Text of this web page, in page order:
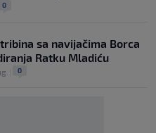
0
sa navijačima Borca
Ratku Mladiću
0